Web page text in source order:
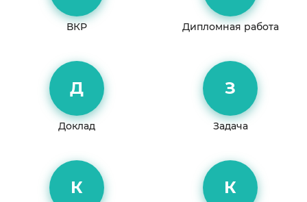
ВКР Дипломная работа
Д
Доклад
З
Задача
К К